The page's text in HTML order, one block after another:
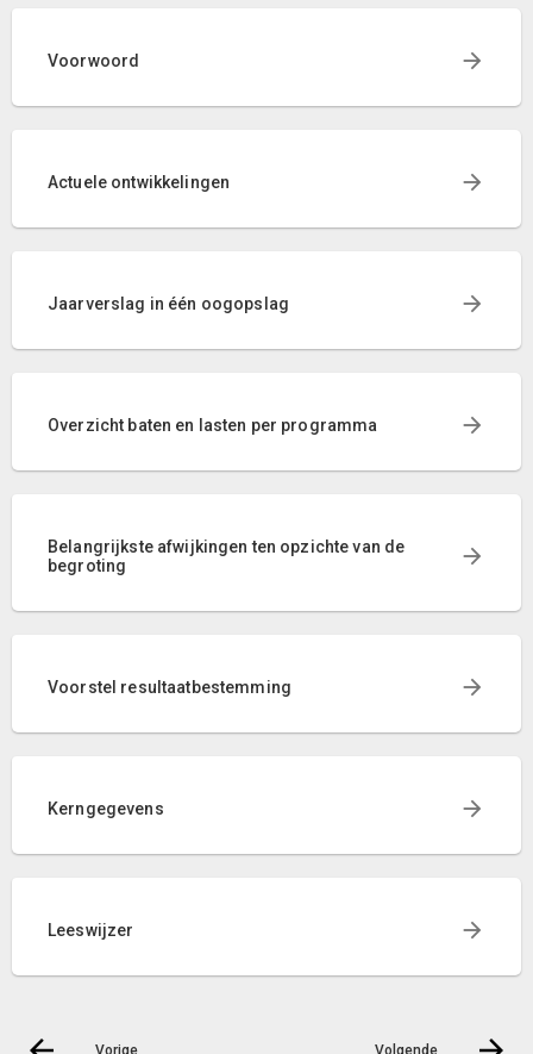
Voorwoord
Actuele ontwikkelingen
Jaarverslag in één oogopslag
Overzicht baten en lasten per programma
Belangrijkste afwijkingen ten opzichte van de
begroting
Voorstel resultaatbestemming
Kerngegevens
Leeswijzer